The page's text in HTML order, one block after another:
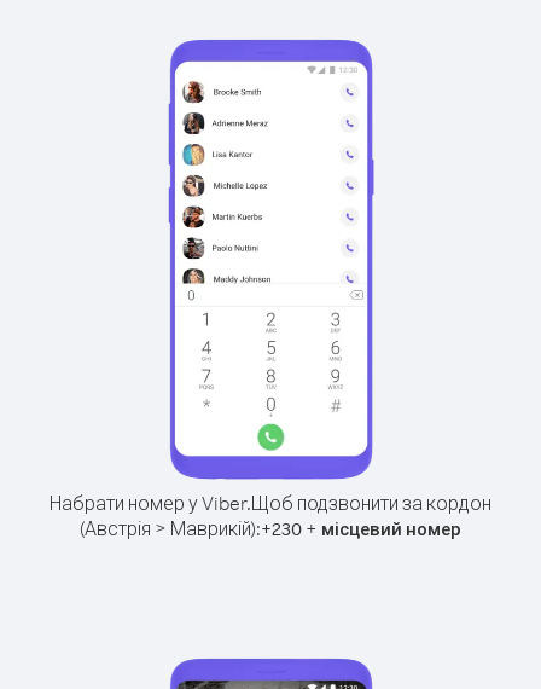
Набрати номер у Viber.Щоб подзвонити за кордон
(Австрія > Маврикій):+230 + місцевий номер